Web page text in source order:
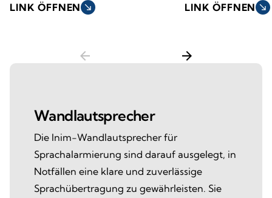
LINK ÖFFNEN south_east LINK ÖFFNEN south_east
arrow_back arrow_forward
Wandlautsprecher
Die Inim-Wandlautsprecher für
Sprachalarmierung sind darauf ausgelegt, in
Notfällen eine klare und zuverlässige
Sprachübertragung zu gewährleisten. Sie